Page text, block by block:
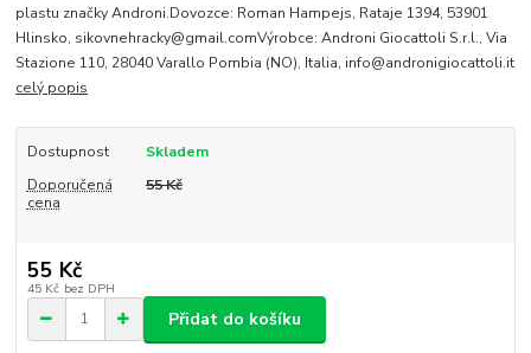
plastu značky Androni.Dovozce: Roman Hampejs, Rataje 1394, 53901
Hlinsko, sikovnehracky@gmail.comVýrobce: Androni Giocattoli S.r.l., Via
Stazione 110, 28040 Varallo Pombia (NO), Italia, info@andronigiocattoli.it
celý popis
Dostupnost
Skladem
Doporučená
cena
55 Kč
55 Kč
45 Kč bez DPH
Přidat do košíku